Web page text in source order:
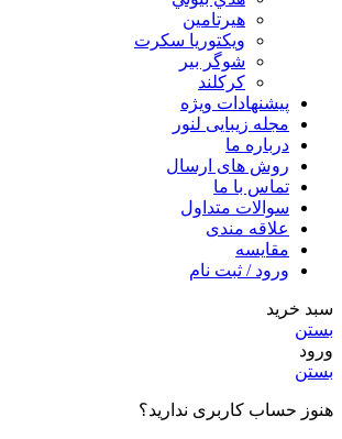
هیرتامین
ویکتوریا سکرت
شوگر بير
کرکلند
پیشنهادات ویژه
مجله زیبایی لنور
درباره ما
روش های ارسال
تماس با ما
سوالات متداول
علاقه مندی
مقایسه
ورود / ثبت نام
سبد خرید
بستن
ورود
بستن
هنوز حساب کاربری ندارید؟